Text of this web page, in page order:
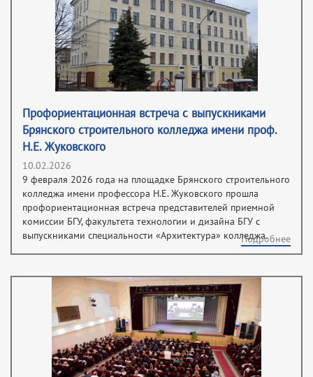
Профориентационная встреча с выпускниками
Брянского строительного колледжа имени проф.
Н.Е. Жуковского
10.02.2026
9 февраля 2026 года на площадке Брянского строительного
колледжа имени профессора Н.Е. Жуковского прошла
профориентационная встреча представителей приемной
комиссии БГУ, факультета технологии и дизайна БГУ с
выпускниками специальности «Архитектура» колледжа.Подробнее